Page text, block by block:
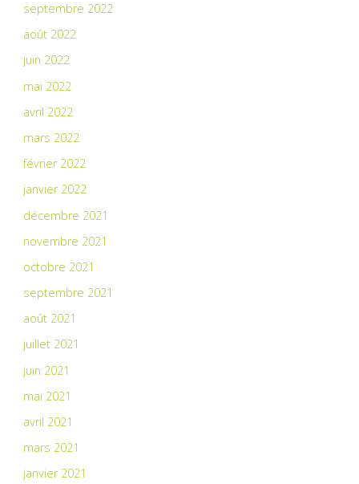
septembre 2022
août 2022
juin 2022
mai 2022
avril 2022
mars 2022
février 2022
janvier 2022
décembre 2021
novembre 2021
octobre 2021
septembre 2021
août 2021
juillet 2021
juin 2021
mai 2021
avril 2021
mars 2021
janvier 2021